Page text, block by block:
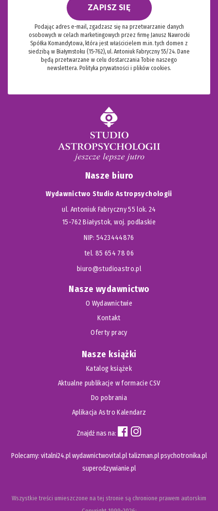
ZAPISZ SIĘ
Podając adres e-mail, zgadzasz się na przetwarzanie danych
osobowych w celach marketingowych przez firmę Janusz Nawrocki
Spółka Komandytowa, która jest właścicielem m.in. tych domen z
siedzibą w Białymstoku (15-762), ul. Antoniuk Fabryczny 55/24. Dane
będą przetwarzane w celu dostarczania Tobie naszego
newslettera. Polityka prywatności i plików cookies.
Nasze biuro
Wydawnictwo Studio Astropsychologii
ul. Antoniuk Fabryczny 55 lok. 24
15-762 Białystok, woj. podlaskie
NIP: 5423444876
tel. 85 654 78 06
biuro@studioastro.pl
Nasze wydawnictwo
O Wydawnictwie
Kontakt
Oferty pracy
Nasze książki
Katalog książek
Aktualne publikacje w formacie CSV
Do pobrania
Aplikacja Astro Kalendarz
Znajdź nas na:
Polecamy: vitalni24.plwydawnictwovital.pltalizman.plpsychotronika.pl
superodzywianie.pl
Wszystkie treści umieszczone na tej stronie są chronione prawem autorskim